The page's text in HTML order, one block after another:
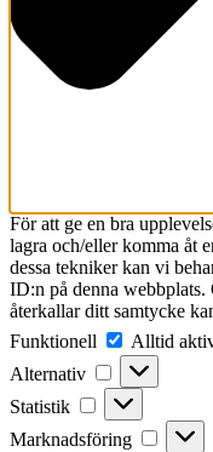
För att ge en bra
lagra och/eller komma åt
dessa tekniker kan vi
ID:n på denna
återkallar ditt samtycke
Funktionell
Funktionell
Alltid
Alternativ
Alternativ
Statistik Statistik
Marknadsföring